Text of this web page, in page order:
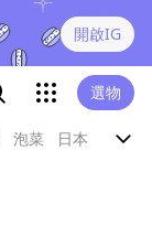
開啟IG
選物
泡菜 日本 娛樂